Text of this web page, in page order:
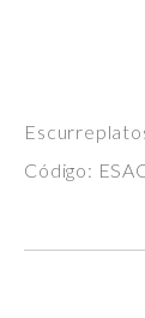
Código: